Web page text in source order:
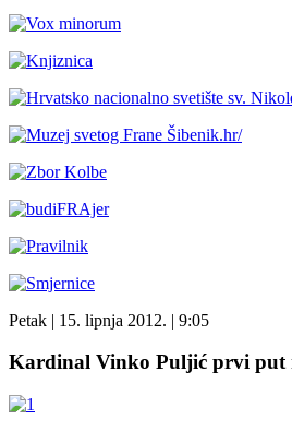
Petak | 15. lipnja 2012. | 9:05
Kardinal Vinko Puljić prvi put